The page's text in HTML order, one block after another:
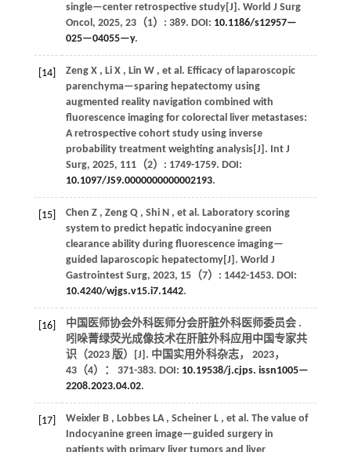
single—center retrospective study[J]. World J Surg
Oncol , 2025, 23（1）: 389. DOI: 10.1186/s12957—
025—04055—y.
[14] Zeng X , Li X , Lin W , et al. Efficacy of laparoscopic
parenchyma—sparing hepatectomy using
augmented reality navigation combined with
fluorescence imaging for colorectal liver metastases:
A retrospective cohort study using inverse
probability treatment weighting analysis[J]. Int J
Surg, 2025, 111（2）: 1749-1759. DOI:
10.1097/JS9.0000000000002193.
[15] Chen Z , Zeng Q , Shi N , et al. Laboratory scoring
system to predict hepatic indocyanine green
clearance ability during fluorescence imaging—
guided laparoscopic hepatectomy[J]. World J
Gastrointest Surg, 2023, 15（7）: 1442-1453. DOI:
10.4240/wjgs.v15.i7.1442.
[16]
中国医师协会外科医师分会肝脏外科医师委员会 .
吲哚菁绿荧光成像技术在肝脏外科应用中国专家共
识（2023 版）[J]. 中国实用外科杂志， 2023，
43（4）： 371-383. DOI: 10.19538/j.cjps. issn1005—
2208.2023.04.02.
[17] Weixler B , Lobbes LA , Scheiner L , et al. The value of
Indocyanine green image—guided surgery in